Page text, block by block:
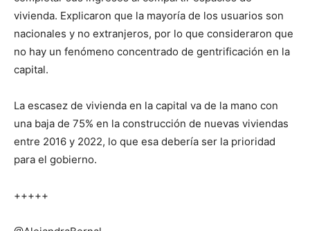
vivienda. Explicaron que la mayoría de los usuarios son
nacionales y no extranjeros, por lo que consideraron que
no hay un fenómeno concentrado de gentrificación en la
capital.
La escasez de vivienda en la capital va de la mano con
una baja de 75% en la construcción de nuevas viviendas
entre 2016 y 2022, lo que esa debería ser la prioridad
para el gobierno.
+++++